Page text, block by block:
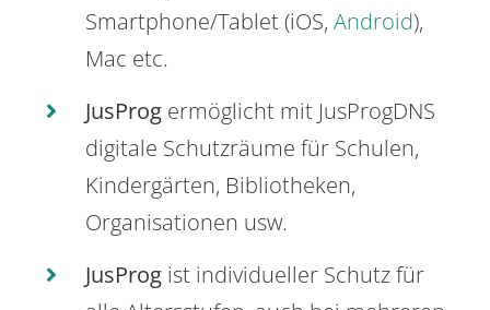
Smartphone/Tablet (iOS, Android),
Mac etc.
JusProg ermöglicht mit JusProgDNS
digitale Schutzräume für Schulen,
Kindergärten, Bibliotheken,
Organisationen usw.
JusProg ist individueller Schutz für